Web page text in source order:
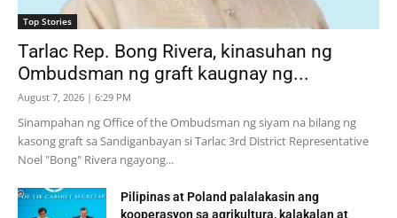
Top Stories
Tarlac Rep. Bong Rivera, kinasuhan ng
Ombudsman ng graft kaugnay ng...
August 7, 2026 | 6:29 PM
Sinampahan ng Office of the Ombudsman ng siyam na bilang ng
kasong graft sa Sandiganbayan si Tarlac 3rd District Representative
Noel "Bong" Rivera ngayong...
Pilipinas at Poland palalakasin ang
kooperasyon sa agrikultura, kalakalan at